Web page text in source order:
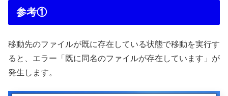
参考①
移動先のファイルが既に存在している状態で移動を実行す
ると、エラー「既に同名のファイルが存在しています」が
発生します。